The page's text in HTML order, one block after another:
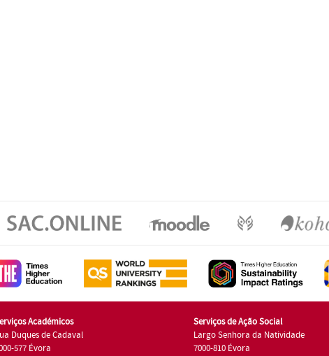
Académicos
Duques de Cadaval
577 Évora
Serviços de Ação Social
Largo Senhora da Natividade
7000-810 Évora